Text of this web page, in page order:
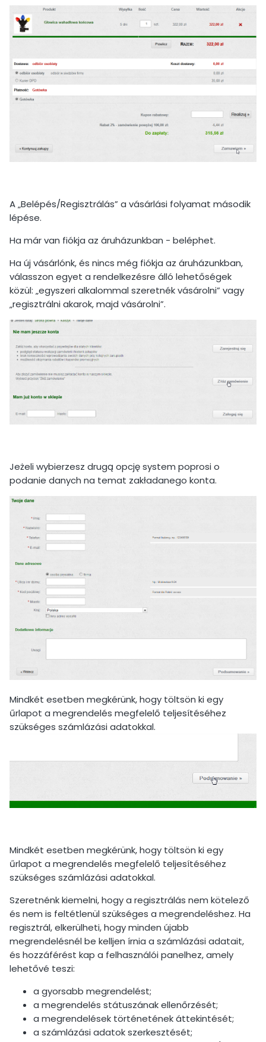
A „Belépés/Regisztrálás” a vásárlási folyamat második
lépése.
Ha már van fiókja az áruházunkban - beléphet.
Ha új vásárlónk, és nincs még fiókja az áruházunkban,
válasszon egyet a rendelkezésre álló lehetőségek
közül: „egyszeri alkalommal szeretnék vásárolni” vagy
„regisztrálni akarok, majd vásárolni”.
Jeżeli wybierzesz drugą opcję system poprosi o
podanie danych na temat zakładanego konta.
Mindkét esetben megkérünk, hogy töltsön ki egy
űrlapot a megrendelés megfelelő teljesítéséhez
szükséges számlázási adatokkal.
Mindkét esetben megkérünk, hogy töltsön ki egy
űrlapot a megrendelés megfelelő teljesítéséhez
szükséges számlázási adatokkal.
Szeretnénk kiemelni, hogy a regisztrálás nem kötelező
és nem is feltétlenül szükséges a megrendeléshez. Ha
regisztrál, elkerülheti, hogy minden újabb
megrendelésnél be kelljen írnia a számlázási adatait,
és hozzáférést kap a felhasználói panelhez, amely
lehetővé teszi:
a gyorsabb megrendelést;
a megrendelés státuszának ellenőrzését;
a megrendelések történetének áttekintését;
a számlázási adatok szerkesztését;